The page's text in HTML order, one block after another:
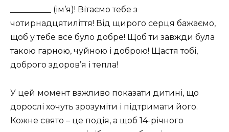
__________ (ім’я)! Вітаємо тебе з
чотирнадцятиліття! Від щирого серця бажаємо,
щоб у тебе все було добре! Щоб ти завжди була
такою гарною, чуйною і доброю! Щастя тобі,
доброго здоров’я і тепла!
У цей момент важливо показати дитині, що
дорослі хочуть зрозуміти і підтримати його.
Кожне свято – це подія, а щоб 14-річного